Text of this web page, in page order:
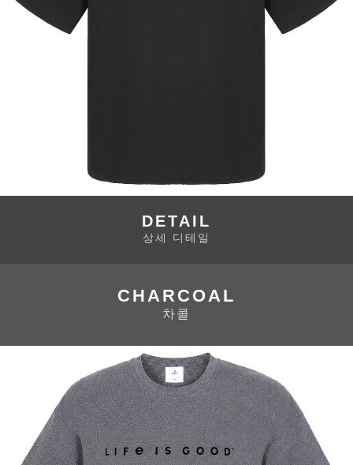
DETAIL
상세 디테일
CHARCOAL
차콜